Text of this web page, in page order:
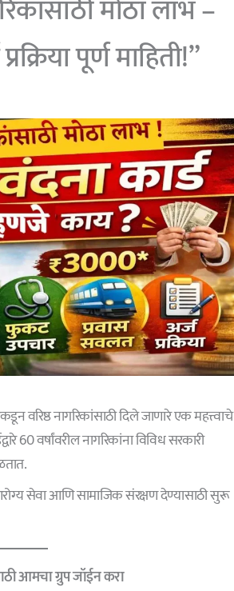
मोठा लाभ –
पूर्ण माहिती!”
वरिष्ठ नागरिकांसाठी दिले जाणारे एक महत्त्वाचे
60 वर्षांवरील नागरिकांना विविध सरकारी
सेवा आणि सामाजिक संरक्षण देण्यासाठी सुरू
आमचा ग्रुप जॉईन करा